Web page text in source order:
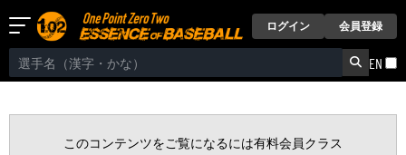
ログイン 会員登録
EN
このコンテンツをご覧になるには有料会員クラス